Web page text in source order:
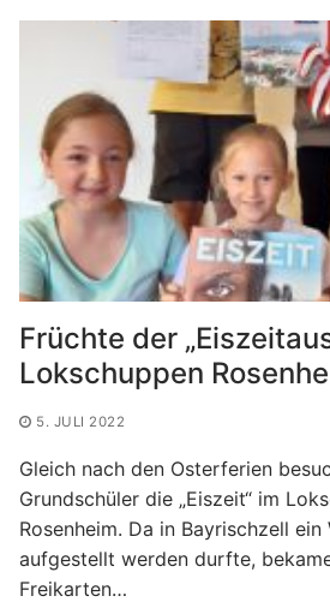
Früchte der
Lokschuppen
5. JULI 2022
Gleich nach den Osterferien
Grundschüler die „Eiszeit“ im
Rosenheim. Da in Bayrischzell ein
aufgestellt werden durfte,
Freikarten…